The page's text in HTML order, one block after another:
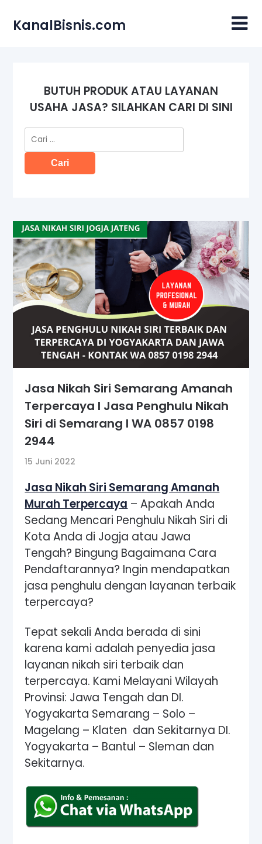
content
KanalBisnis.com
BUTUH PRODUK ATAU LAYANAN
USAHA JASA? SILAHKAN CARI DI SINI
Cari
untuk:
Jasa Nikah Siri Semarang Amanah
Terpercaya I Jasa Penghulu Nikah
Siri di Semarang I WA 0857 0198
2944
15 Juni 2022
Jasa Nikah Siri Semarang Amanah
Murah Terpercaya– Apakah Anda
Sedang Mencari Penghulu Nikah Siri di
Kota Anda di Jogja atau Jawa
Tengah? Bingung Bagaimana Cara
Pendaftarannya? Ingin mendapatkan
jasa penghulu dengan layanan terbaik
terpercaya?
Tepat sekali Anda berada di sini
karena kami adalah penyedia jasa
layanan nikah siri terbaik dan
terpercaya. Kami Melayani Wilayah
Provinsi: Jawa Tengah dan DI.
Yogyakarta Semarang – Solo –
Magelang – Klaten dan Sekitarnya DI.
Yogyakarta – Bantul – Sleman dan
Sekitarnya.